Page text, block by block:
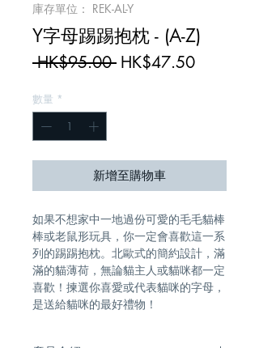
庫存單位： REK-AL-Y
Y字母踢踢抱枕 - (A-Z)
HK$95.00 一
HK$47.50促
數量 *
新增至購物車
如果不想家中一地過份可愛的毛毛貓棒
棒或老鼠形玩具，你一定會喜歡這一系
列的踢踢抱枕。北歐式的簡約設計，滿
滿的貓薄荷，無論貓主人或貓咪都一定
喜歡！揀選你喜愛或代表貓咪的字母，
是送給貓咪的最好禮物！